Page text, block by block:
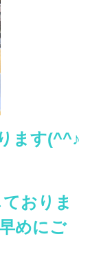
ます(^^♪
おりま
めにご